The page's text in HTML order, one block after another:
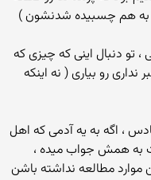
به هم چسبیده شدنشون )
، تو دنبال اینی كه چیزی كه
رو بیاری ( نه اینكه
، اگه به یه آدمی كه اهل
به همش جواب میده ،
موارد مطالعه نداشته باشن